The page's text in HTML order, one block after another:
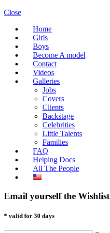
Close
Home
Girls
Boys
Become A model
Contact
Videos
Galleries
Jobs
Covers
Clients
Backstage
Celebrities
Little Talents
Families
FAQ
Helping Docs
All The People
Email yourself the Wishlist
* valid for 30 days